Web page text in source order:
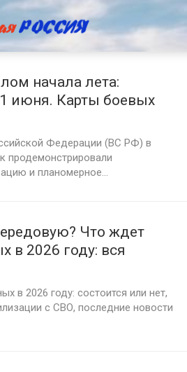
начала лета:
июня. Карты боевых
сегодня, военная
спецоперации
Федерации (ВС РФ) в
продемонстрировали
и планомерное...
Что ждет
в 2026 году: вся
и демобилизации на
в 2026 году: состоится или нет,
с СВО, последние новости